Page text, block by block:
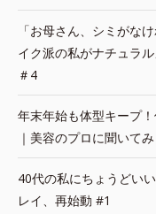
「お母さん、シミがな
イク派の私がナチュラ
＃4
年末年始も体型キープ
｜美容のプロに聞いてみ
40代の私にちょうどい
レイ、再始動 #1